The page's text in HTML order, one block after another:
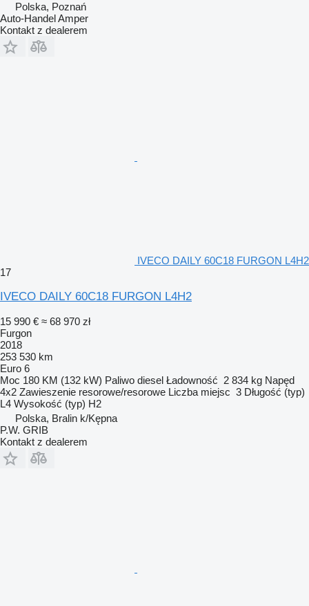
Polska, Poznań
Auto-Handel Amper
Kontakt z dealerem
IVECO DAILY 60C18 FURGON L4H2
17
IVECO DAILY 60C18 FURGON L4H2
15 990 € ≈ 68 970 zł
Furgon
2018
253 530 km
Euro 6
Moc 180 KM (132 kW) Paliwo diesel Ładowność 2 834 kg Napęd
4x2 Zawieszenie resorowe/resorowe Liczba miejsc 3 Długość (typ)
L4 Wysokość (typ) H2
Polska, Bralin k/Kępna
P.W. GRIB
Kontakt z dealerem